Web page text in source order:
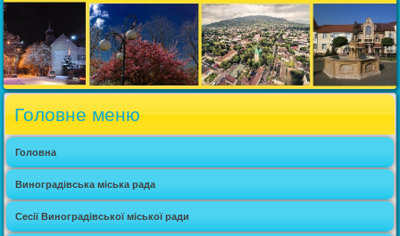
Головне меню
Головна
Виноградівська міська рада
Сесії Виноградівської міської ради